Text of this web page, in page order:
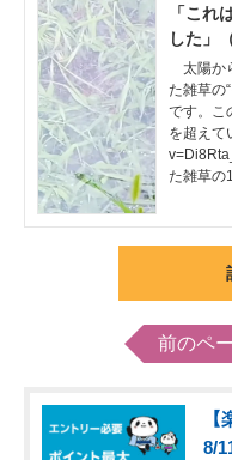
「これ
した」
太陽か
た雑草の
です。こ
を超えて
た雑草の
前のペ
8/